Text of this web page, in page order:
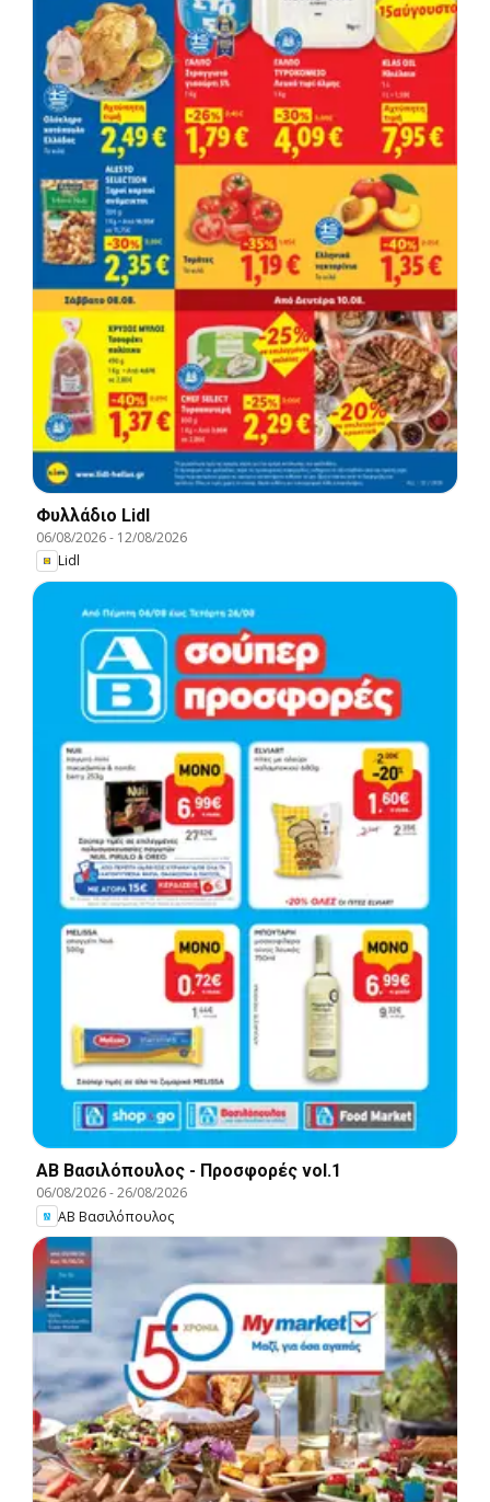
Φυλλάδιο Lidl
06/08/2026- 12/08/2026
Lidl
ΑΒ Βασιλόπουλος - Προσφορές vol.1
06/08/2026-26/08/2026
ΑΒ Βασιλόπουλος